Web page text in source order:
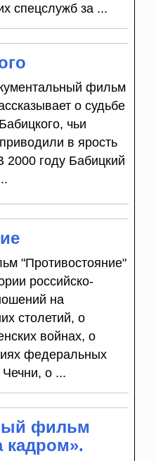
спецслужб за ...
фильм
о судьбе
чьи
в ярость
2000 году Бабицкий
"Противостояние"
российско-
на
столетий, о
войнах, о
федеральных
Чечни, о ...
фильм
кадром».